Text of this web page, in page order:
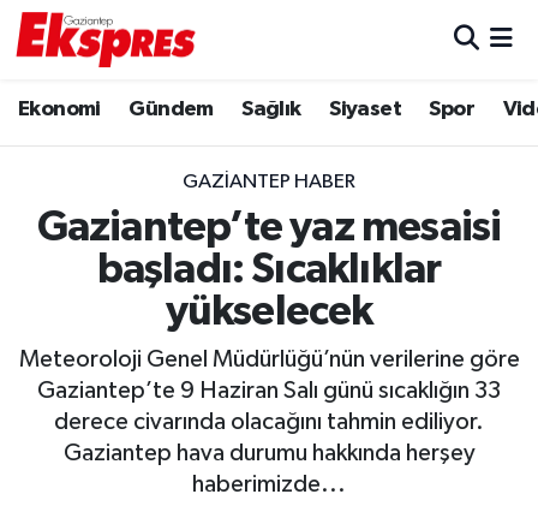
Ekonomi Gündem Sağlık Siyaset Spor
GAZIANTEP HABER
Gaziantep’te yaz mesaisi
başladı: Sıcaklıklar
yükselecek
Meteoroloji Genel Müdürlüğü’nün verilerine göre
Gaziantep’te 9 Haziran Salı günü sıcaklığın 33
derece civarında olacağını tahmin ediliyor.
Gaziantep hava durumu hakkında herşey
haberimizde...
Ekonomi
Gaziantep son dakika
Genel
Haberler
Kültür Sanat
Trafik Durumu
Puan Durumu ve Fikstür
Tüm Manşetler
Son Dakika Haberleri
Haber Arşivi